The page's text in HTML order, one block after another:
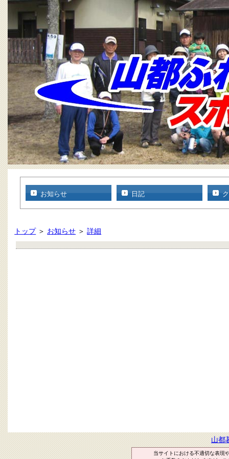
お知らせ 日記
トップ＞ お知らせ ＞詳細
山都
当サイトにおける不適切な表現